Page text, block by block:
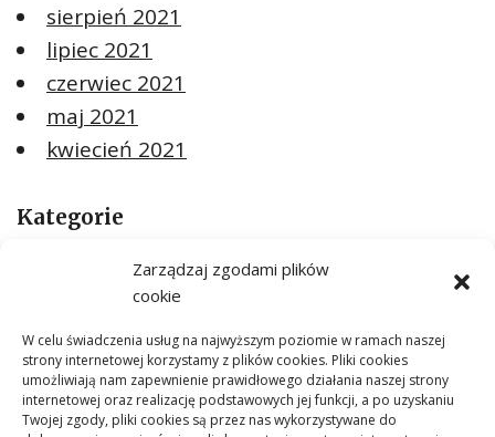
Zarządzaj zgodami plików
cookie
W celu świadczenia usług na najwyższym poziomie w ramach naszej
strony internetowej korzystamy z plików cookies. Pliki cookies
umożliwiają nam zapewnienie prawidłowego działania naszej strony
internetowej oraz realizację podstawowych jej funkcji, a po uzyskaniu
Twojej zgody, pliki cookies są przez nas wykorzystywane do
sierpień 2021
lipiec 2021
czerwiec 2021
maj 2021
kwiecień 2021
Kategorie
ARTYKUŁ SPONSOROWANY
Budownictwo
Dom
Ogród
Remont